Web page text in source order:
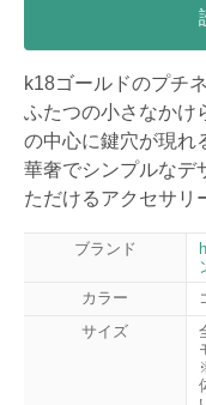
k18ゴールドのプチ
ふたつの小さなかけ
の中心に鍵穴が現れ
華奢でシンプルなデ
ただけるアクセサリ
ブランド
カラー
サイズ